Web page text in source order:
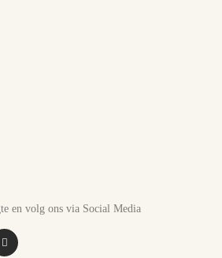
en volg ons via Social Media